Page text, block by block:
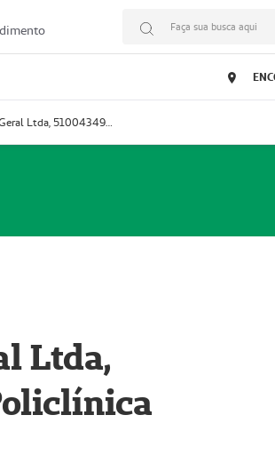
Faça sua busca aqui
Prestador: Vipmed Clínica Geral Ltda, 51004349-0 (Nome Fantasia: Policlínica Master)
Ltda,